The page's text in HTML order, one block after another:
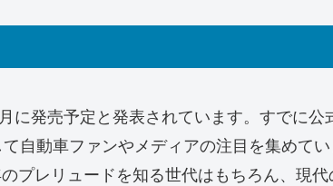
に発売予定と発表されています。すでに公
自動車ファンやメディアの注目を集めて
プレリュードを知る世代はもちろん、現